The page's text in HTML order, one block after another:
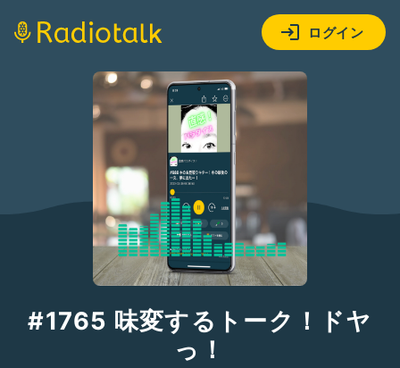
ログイン
#1765 味変するトーク！ドヤ
っ！